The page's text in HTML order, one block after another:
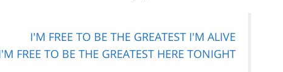
I'M FREE TO BE THE GREATEST I'M ALIVE
FREE TO BE THE GREATEST HERE TONIGHT